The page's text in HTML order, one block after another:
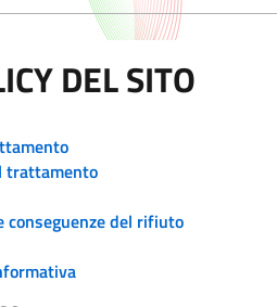
DEL SITO
trattamento
conseguenze del rifiuto